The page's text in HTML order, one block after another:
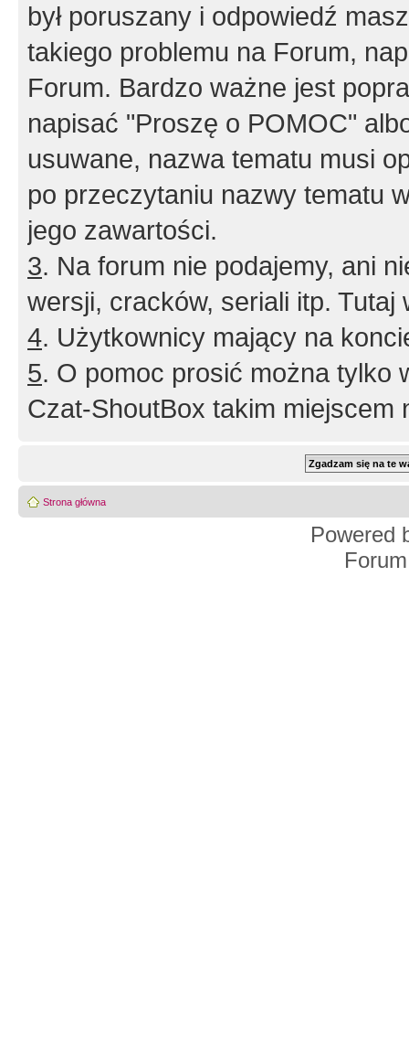
był poruszany i odpowiedź
takiego problemu na Forum,
Forum. Bardzo ważne jest
napisać "Proszę o POMOC"
usuwane, nazwa tematu musi
po przeczytaniu nazwy tematu
jego zawartości.
3. Na forum nie podajemy, ani
wersji, cracków, seriali itp. Tutaj
4. Użytkownicy mający na
5. O pomoc prosić można tylko
Czat-ShoutBox takim miejscem
Strona główna
Powered